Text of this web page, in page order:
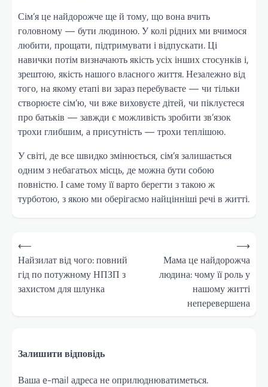
Сім’я це найдорожче ще й тому, що вона вчить
головному — бути людиною. У колі рідних ми вчимося
любити, прощати, підтримувати і відпускати. Ці
навички потім визначають якість усіх інших стосунків і,
зрештою, якість нашого власного життя. Незалежно від
того, на якому етапі ви зараз перебуваєте — чи тільки
створюєте сім’ю, чи вже виховуєте дітей, чи піклуєтеся
про батьків — завжди є можливість зробити зв’язок
трохи глибшим, а присутність — трохи теплішою.
У світі, де все швидко змінюється, сім’я залишається
одним з небагатьох місць, де можна бути собою
повністю. І саме тому її варто берегти з такою ж
турботою, з якою ми оберігаємо найцінніші речі в житті.
Навігація
записів
⟵
Найзилат від чого: повний
гід по потужному НПЗП з
захистом для шлунка
Мама це найдорожча
людина: чому її роль у
нашому житті
неперевершена
⟶
Залишити відповідь
Ваша e-mail адреса не оприлюднюватиметься.